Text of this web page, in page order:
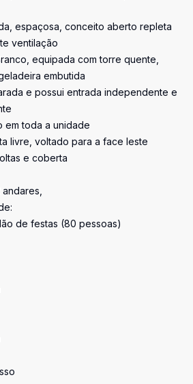
espaçosa, conceito aberto repleta
ventilação
equipada com torre quente,
embutida
e possui entrada independente e
em toda a unidade
livre, voltado para a face leste
e coberta
de festas (80 pessoas)